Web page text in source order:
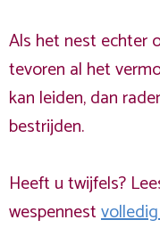
Als het nest echter
tevoren al het
kan leiden, dan
bestrijden.
Heeft u twijfels?
wespennest